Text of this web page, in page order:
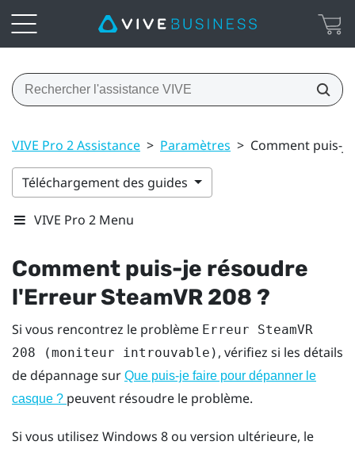
VIVE Pro 2 Assistance > Paramètres > Comment puis-
Téléchargement des guides
VIVE Pro 2 Menu
Comment puis-je résoudre
l'Erreur SteamVR 208 ?
Si vous rencontrez le problème Erreur SteamVR
208 (moniteur introuvable) , vérifiez si les détails
de dépannage sur Que puis-je faire pour dépanner le
casque ? peuvent résoudre le problème.
Si vous utilisez Windows 8 ou version ultérieure, le